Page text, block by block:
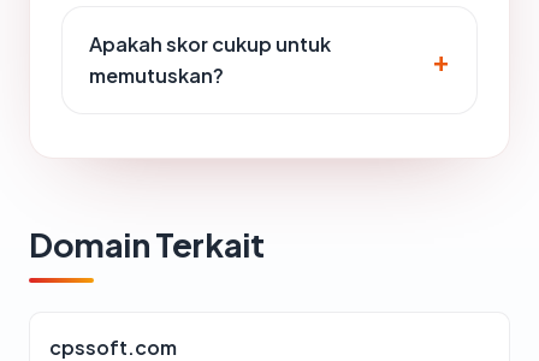
Apakah skor cukup untuk
memutuskan?
Domain Terkait
cpssoft.com